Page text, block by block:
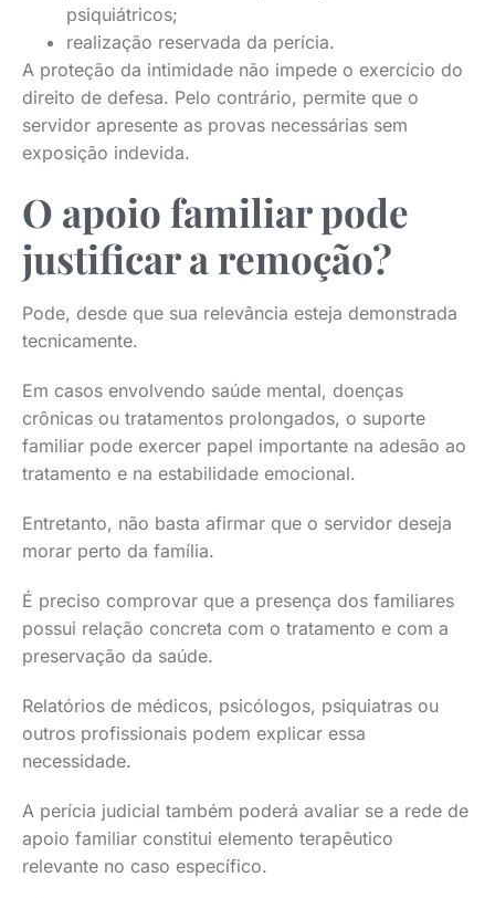
psiquiátricos;
realização reservada da perícia.
A proteção da intimidade não impede o exercício do
direito de defesa. Pelo contrário, permite que o
servidor apresente as provas necessárias sem
exposição indevida.
O apoio familiar pode
justificar a remoção?
Pode, desde que sua relevância esteja demonstrada
tecnicamente.
Em casos envolvendo saúde mental, doenças
crônicas ou tratamentos prolongados, o suporte
familiar pode exercer papel importante na adesão ao
tratamento e na estabilidade emocional.
Entretanto, não basta afirmar que o servidor deseja
morar perto da família.
É preciso comprovar que a presença dos familiares
possui relação concreta com o tratamento e com a
preservação da saúde.
Relatórios de médicos, psicólogos, psiquiatras ou
outros profissionais podem explicar essa
necessidade.
A perícia judicial também poderá avaliar se a rede de
apoio familiar constitui elemento terapêutico
relevante no caso específico.